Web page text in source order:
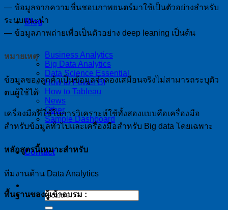
Blog
Business Analytics
Big Data Analytics
Data Science Essential
How to Power BI
How to Tableau
News
Other
Sample Dashboard
Contact
— ข้อมูลจากความชื่นชอบภาพยนตร์มาใช้เป็นตัวอย่างสำหรับ
ระบบแนะนำ
— ข้อมูลภาพถ่ายเพื่อเป็นตัวอย่าง deep leaning เป็นต้น
หมายเหตุ
ข้อมูลของลูกค้าเป็นข้อมูลจำลองเสมือนจริงไม่สามารถระบุตัว
ตนผู้ใช้ได้
เครื่องมือที่ใช้ในการวิเคราะห์ใช้ทั้งสองแบบคือเครื่องมือ
สำหรับข้อมูลทั่วไปและเครื่องมือสำหรับ Big data โดยเฉพาะ
หลักสูตรนี้เหมาะสำหรับ
ทีมงานด้าน Data Analytics
พื้นฐานของผู้เข้าอบรม :